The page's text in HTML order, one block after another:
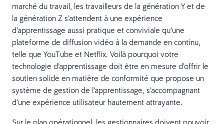
marché du travail, les travailleurs de la génération Y et de
la génération Z s’attendent à une expérience
d’apprentissage aussi pratique et conviviale qu’une
plateforme de diffusion vidéo à la demande en continu,
telle que YouTube et Netflix. Voilà pourquoi votre
technologie d’apprentissage doit être en mesure d’offrir le
soutien solide en matière de conformité que propose un
système de gestion de l’apprentissage, s’accompagnant
d’une expérience utilisateur hautement attrayante.
Sur le plan opérationnel, les gestionnaires doivent pouvoir